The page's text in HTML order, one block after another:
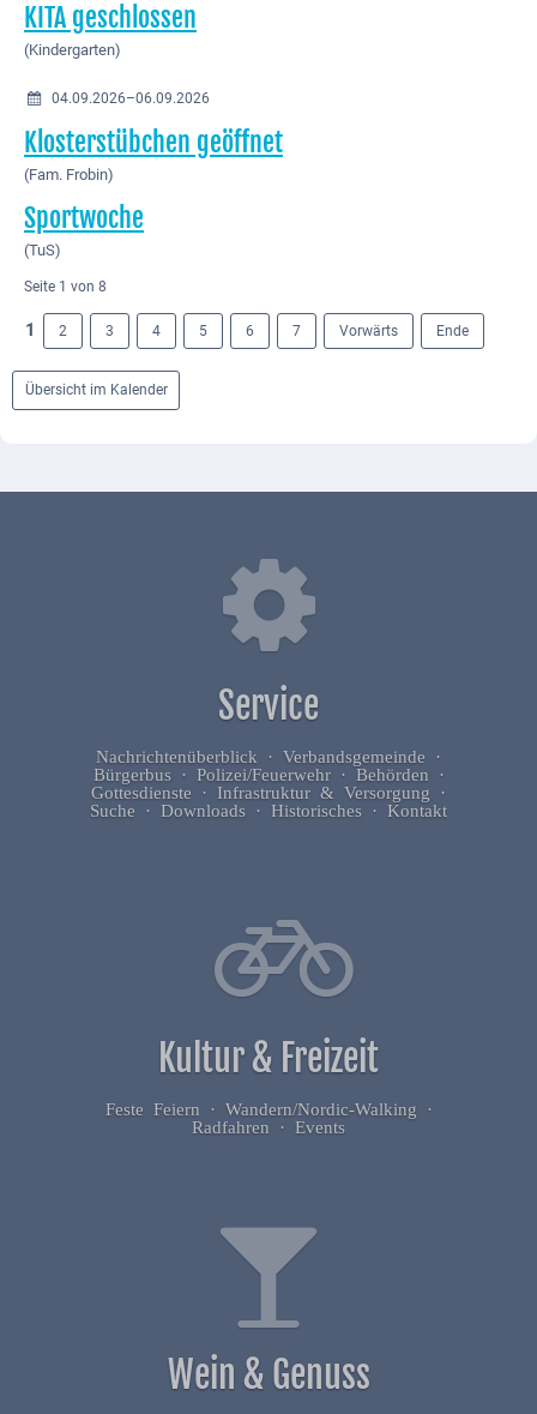
KITA geschlossen
(Kindergarten)
04.09.2026–06.09.2026
Klosterstübchen geöffnet
(Fam. Frobin)
Sportwoche
(TuS)
Seite 1 von 8
1 2 3 4 5 6 7 Vorwärts Ende
Übersicht im Kalender
Service
Nachrichtenüberblick · Verbandsgemeinde ·
Bürgerbus · Polizei/Feuerwehr · Behörden ·
Gottesdienste · Infrastruktur & Versorgung ·
Suche · Downloads · Historisches · Kontakt
Kultur & Freizeit
Feste Feiern · Wandern/Nordic-Walking ·
Radfahren · Events
Wein & Genuss